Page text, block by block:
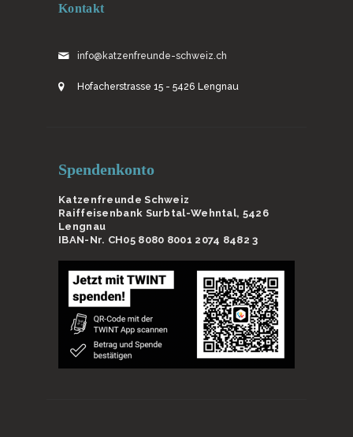
Kontakt
info@katzenfreunde-schweiz.ch
Hofacherstrasse 15 - 5426 Lengnau
Spendenkonto
Katzenfreunde Schweiz
Raiffeisenbank Surbtal-Wehntal, 5426
Lengnau
IBAN-Nr. CH05 8080 8001 2074 8482 3